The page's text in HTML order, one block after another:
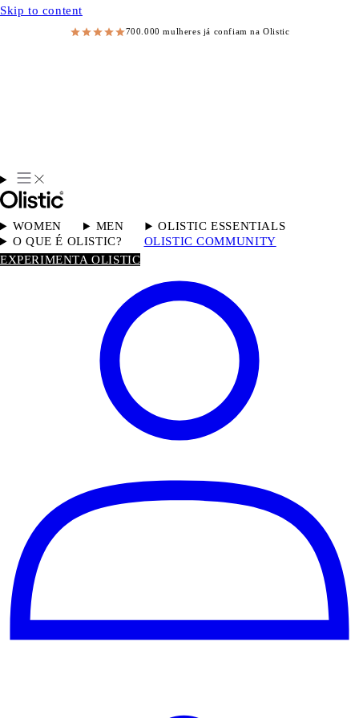
Skip to content
700.000 mulheres já confiam na Olistic
WOMEN MEN
OLISTIC ESSENTIALS
O QUE É OLISTIC?
OLISTIC COMMUNITY
EXPERIMENTA OLISTIC